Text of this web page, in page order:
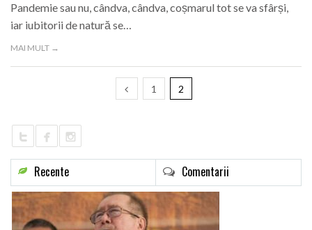
Pandemie sau nu, cândva, cândva, coșmarul tot se va sfârși,
iar iubitorii de natură se…
MAI MULT →
1 2
Recente Comentarii